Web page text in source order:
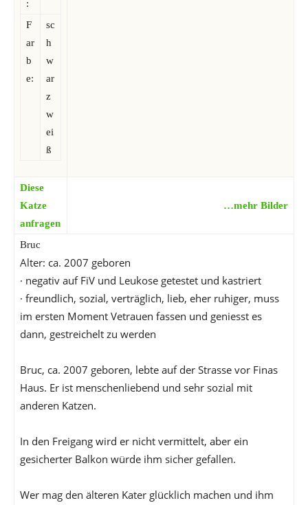
:
F
ar
b
e:
sc
h
w
ar
z
w
ei
ß
Diese
Katze
anfragen
…mehr Bilder
Bruc
Alter: ca. 2007 geboren
· negativ auf FiV und Leukose getestet und kastriert
· freundlich, sozial, verträglich, lieb, eher ruhiger, muss
im ersten Moment Vetrauen fassen und geniesst es
dann, gestreichelt zu werden
Bruc, ca. 2007 geboren, lebte auf der Strasse vor Finas
Haus. Er ist menschenliebend und sehr sozial mit
anderen Katzen.
In den Freigang wird er nicht vermittelt, aber ein
gesicherter Balkon würde ihm sicher gefallen.
Wer mag den älteren Kater glücklich machen und ihm